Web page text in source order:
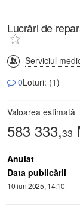
Lucrări de
Serviciul
0Loturi: (1)
Valoarea estimată
583 333,33
Anulat
Data publicării
10 iun 2025, 14:10